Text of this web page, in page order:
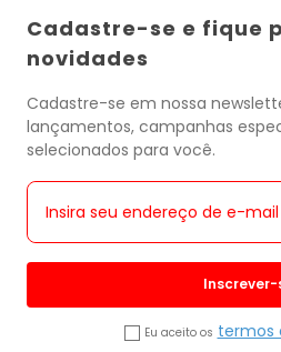
Cadastre-se e fique
novidades
Cadastre-se em nossa
lançamentos, campanhas
selecionados para você.
Inscrever-
Eu aceito os termos